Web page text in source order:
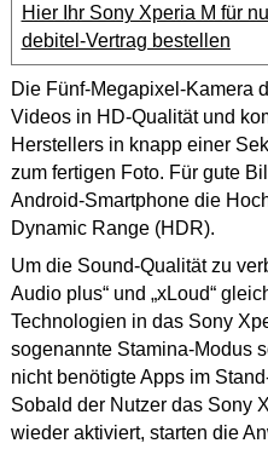
Hier Ihr Sony Xperia M für
debitel-Vertrag bestellen
Die Fünf-Megapixel-Kamera
Videos in HD-Qualität und
Herstellers in knapp einer
zum fertigen Foto. Für gute
Android-Smartphone die
Dynamic Range (HDR).
Um die Sound-Qualität zu
Audio plus“ und „xLoud“
Technologien in das Sony
sogenannte Stamina-Modus
nicht benötigte Apps im
Sobald der Nutzer das Sony
wieder aktiviert, starten die